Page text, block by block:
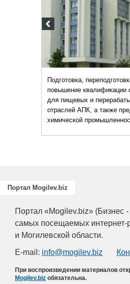
специалистов
Портал Mogilev.biz
Портал «Mogilev.biz» (Бизнес
самых посещаемых интернет-
и Могилевской области.
E-mail: info@mogilev.biz
При воспроизведении материалов
Mogilev.biz обязательна.